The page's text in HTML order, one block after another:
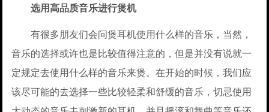
选用高品质音乐进行煲机
有很多朋友们会问煲耳机使用什么样的音乐，当然，
音乐的选择或许也是比较值得注意的，但是并没有说就一
定规定去使用什么样的音乐来煲。在开始的时候，我们应
该尽可能的去选择一些比较轻柔和舒缓的音乐，切忌使用